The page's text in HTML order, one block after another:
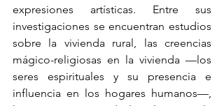
expresiones artísticas. Entre sus
investigaciones se encuentran estudios
sobre la vivienda rural, las creencias
mágico-religiosas en la vivienda —los
seres espirituales y su presencia e
influencia en los hogares humanos—,